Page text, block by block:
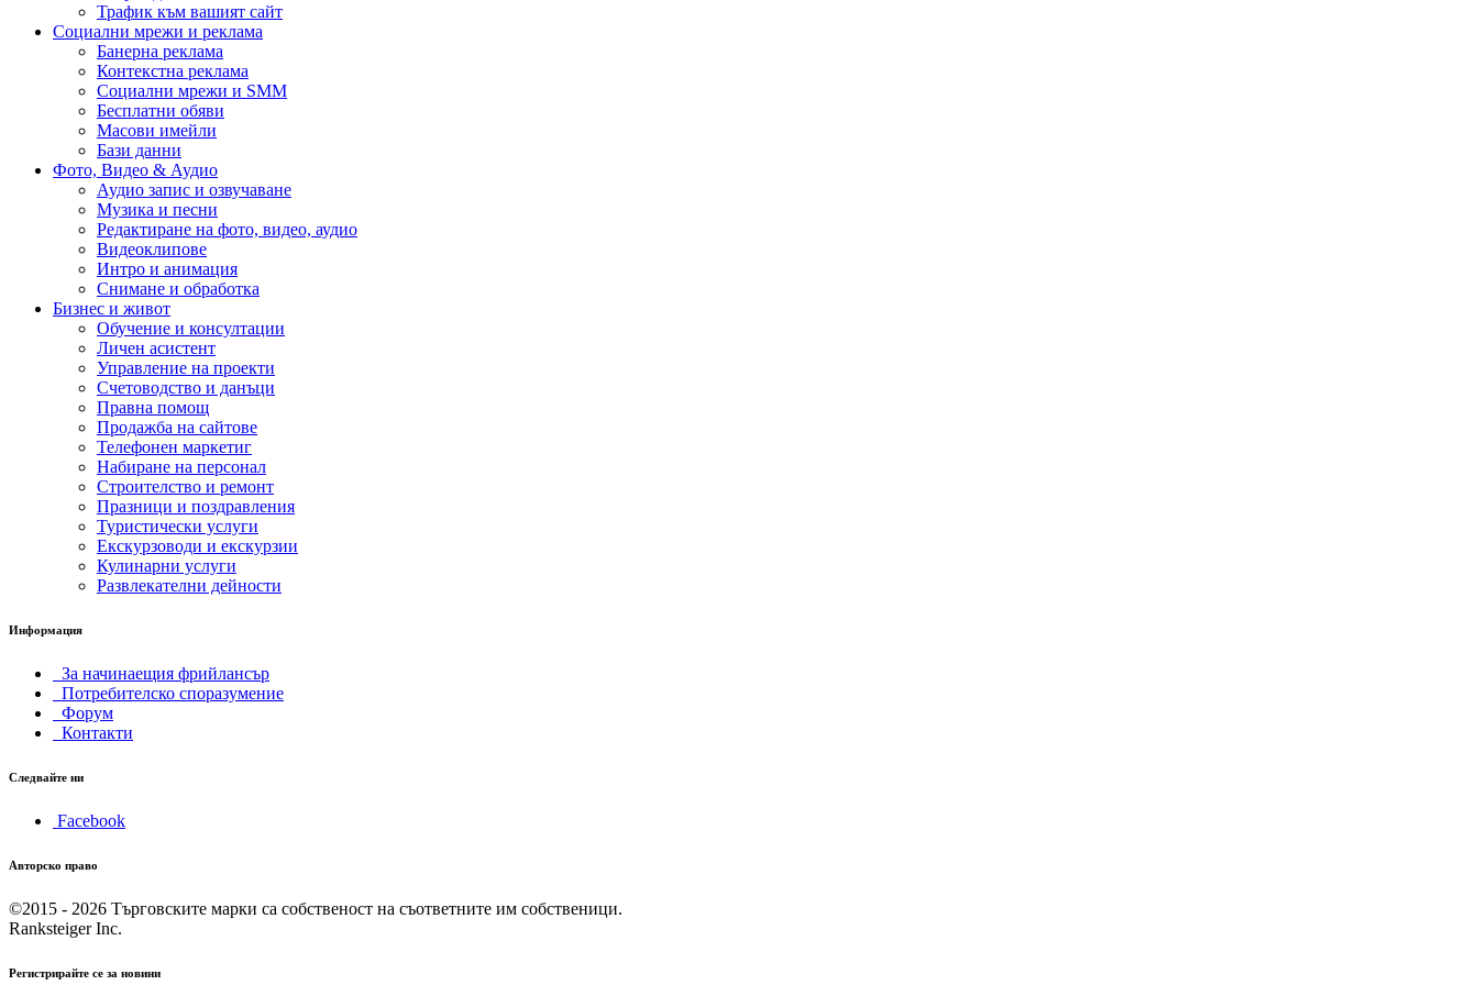
Трафик към вашият сайт
Социални мрежи и реклама
Банерна реклама
Контекстна реклама
Социални мрежи и SMM
Бесплатни обяви
Масови имейли
Бази данни
Фото, Видео & Аудио
Аудио запис и озвучаване
Музика и песни
Редактиране на фото, видео, аудио
Видеоклипове
Интро и анимация
Снимане и обработка
Бизнес и живот
Обучение и консултации
Личен асистент
Управление на проекти
Счетоводство и данъци
Правна помощ
Продажба на сайтове
Телефонен маркетиг
Набиране на персонал
Строителство и ремонт
Празници и поздравления
Туристически услуги
Екскурзоводи и екскурзии
Кулинарни услуги
Развлекателни дейности
Информация
За начинаещия фрийлансър
Потребителско споразумение
Форум
Контакти
Следвайте ни
Facebook
Авторско право
©2015 - 2026 Търговските марки са собственост на съответните им собственици.
Ranksteiger Inc.
Регистрирайте се за новини